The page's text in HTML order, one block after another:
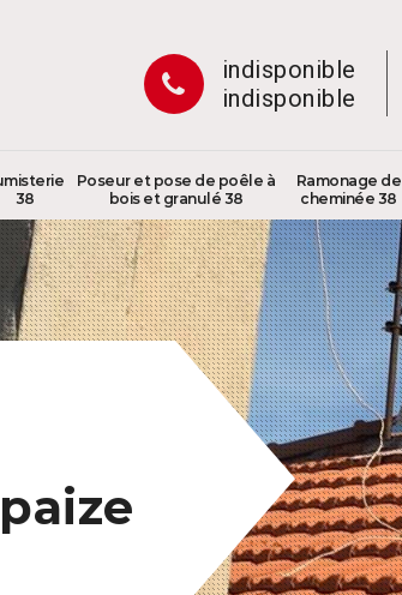
indisponible
indisponible
38
Poseur et pose de poêle à
bois et granulé 38
Ramonage de
cheminée 38